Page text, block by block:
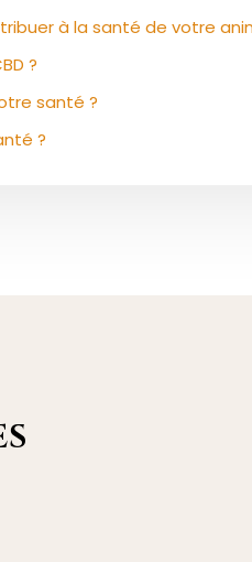
à la santé de votre
?
santé ?
?